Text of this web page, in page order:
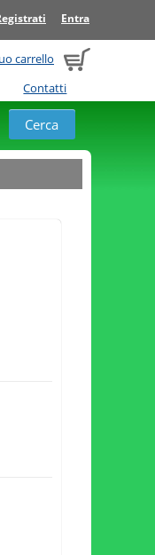
Entra
carrello
Contatti